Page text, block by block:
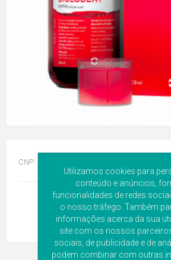
CNP:
Utilizamos cookies para
conteúdo e anúncios,
funcionalidades de redes
o nosso tráfego. Também
informações acerca da sua
site com os nossos
sociais, de publicidade e de
podem combinar com outras